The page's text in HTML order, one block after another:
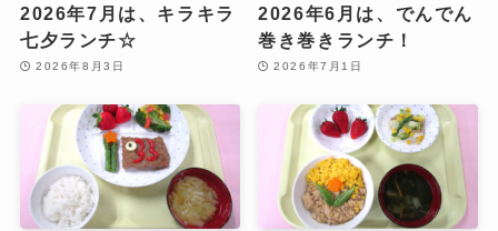
2026年7月は、キラキラ
七夕ランチ☆
2026年8月3日
2026年6月は、でんでん
巻き巻きランチ！
2026年7月1日